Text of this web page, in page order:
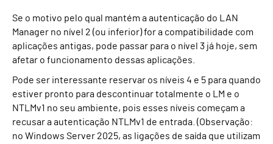
Se o motivo pelo qual mantém a autenticação do LAN
Manager no nível 2 (ou inferior) for a compatibilidade com
aplicações antigas, pode passar para o nível 3 já hoje, sem
afetar o funcionamento dessas aplicações.
Pode ser interessante reservar os níveis 4 e 5 para quando
estiver pronto para descontinuar totalmente o LM e o
NTLMv1 no seu ambiente, pois esses níveis começam a
recusar a autenticação NTLMv1 de entrada. (Observação:
no Windows Server 2025, as ligações de saída que utilizam